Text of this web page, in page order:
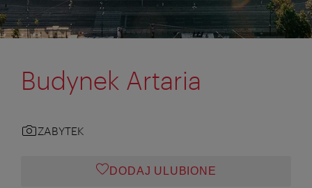
Budynek Artaria
ZABYTEK
DODAJ ULUBIONE